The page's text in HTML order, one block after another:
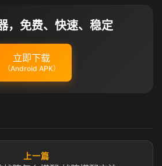
，免费、快速、稳定
立即下载
（Android APK）
上一篇